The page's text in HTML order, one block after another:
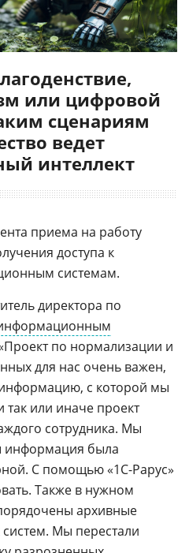
или цифровой
сценариям
ведет
интеллект
приема на работу
доступа к
системам.
директора по
по нормализации и
для нас очень важен,
информацию, с которой мы
или иначе проект
сотрудника. Мы
информация была
С помощью «1С-Рарус»
Также в нужном
архивные
Мы перестали